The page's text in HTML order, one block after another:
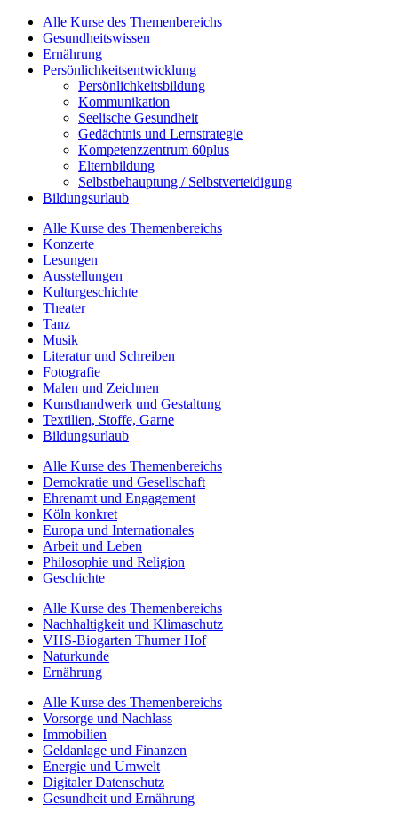
Alle Kurse des Themenbereichs
Gesundheitswissen
Ernährung
Persönlichkeitsentwicklung
Persönlichkeitsbildung
Kommunikation
Seelische Gesundheit
Gedächtnis und Lernstrategie
Kompetenzzentrum 60plus
Elternbildung
Selbstbehauptung / Selbstverteidigung
Bildungsurlaub
Alle Kurse des Themenbereichs
Konzerte
Lesungen
Ausstellungen
Kulturgeschichte
Theater
Tanz
Musik
Literatur und Schreiben
Fotografie
Malen und Zeichnen
Kunsthandwerk und Gestaltung
Textilien, Stoffe, Garne
Bildungsurlaub
Alle Kurse des Themenbereichs
Demokratie und Gesellschaft
Ehrenamt und Engagement
Köln konkret
Europa und Internationales
Arbeit und Leben
Philosophie und Religion
Geschichte
Alle Kurse des Themenbereichs
Nachhaltigkeit und Klimaschutz
VHS-Biogarten Thurner Hof
Naturkunde
Ernährung
Alle Kurse des Themenbereichs
Vorsorge und Nachlass
Immobilien
Geldanlage und Finanzen
Energie und Umwelt
Digitaler Datenschutz
Gesundheit und Ernährung